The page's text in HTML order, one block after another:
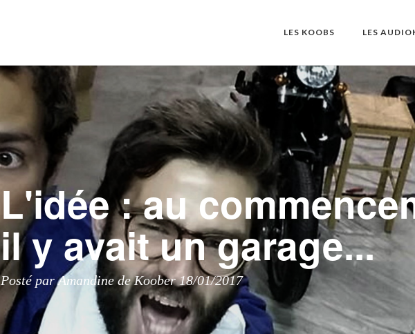
LES KOOBS LES
L'idée : au
il y avait un garage...
Posté par Amandine de Koober 18/01/2017